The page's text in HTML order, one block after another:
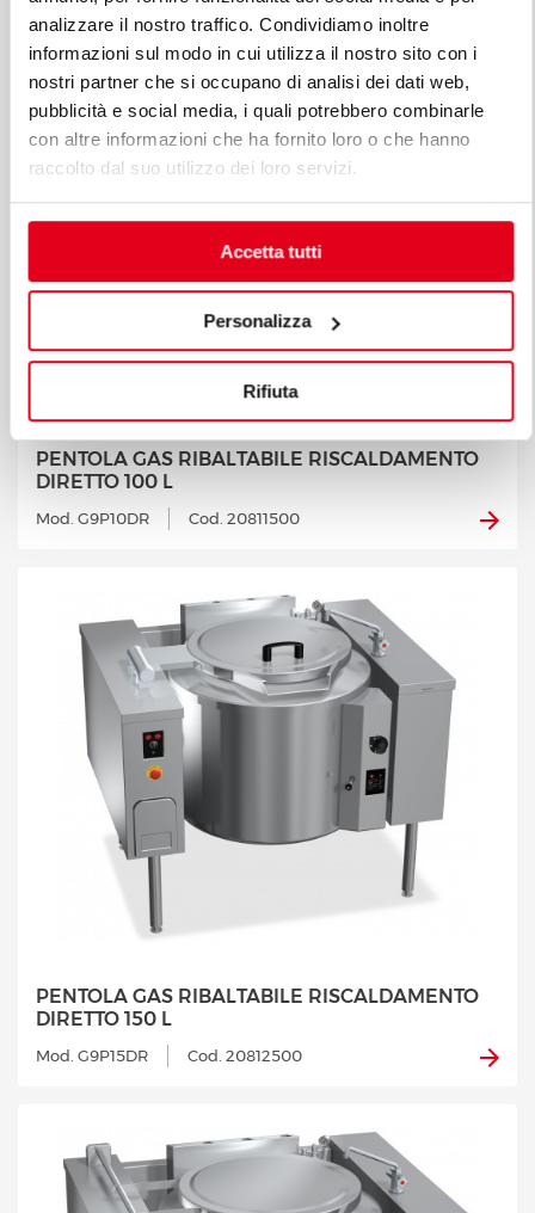
analizzare il nostro traffico. Condividiamo inoltre
informazioni sul modo in cui utilizza il nostro sito con i
nostri partner che si occupano di analisi dei dati web,
pubblicità e social media, i quali potrebbero combinarle
con altre informazioni che ha fornito loro o che hanno
raccolto dal suo utilizzo dei loro servizi.
Accetta tutti
Personalizza
Rifiuta
PENTOLA GAS RIBALTABILE RISCALDAMENTO
DIRETTO 100 L
Mod. G9P10DR Cod. 20811500
PENTOLA GAS RIBALTABILE RISCALDAMENTO
DIRETTO 150 L
Mod. G9P15DR Cod. 20812500